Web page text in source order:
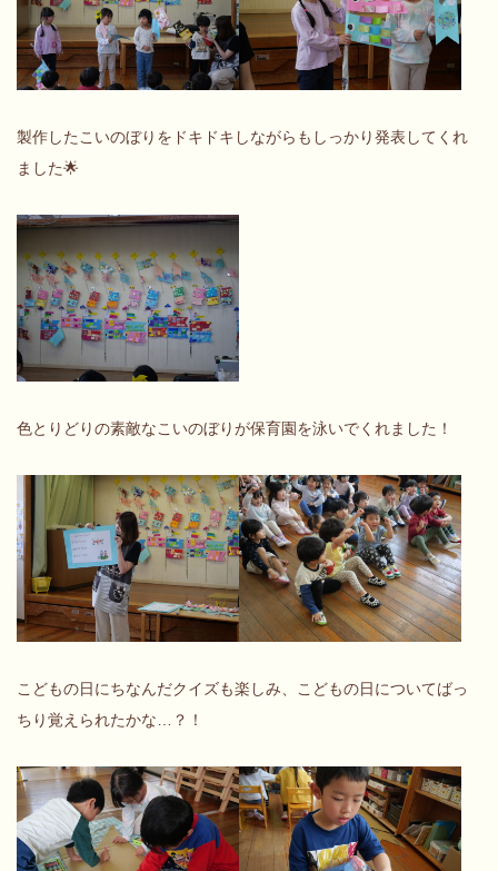
製作したこいのぼりをドキドキしながらもしっかり発表してくれ
ました🌟
色とりどりの素敵なこいのぼりが保育園を泳いでくれました！
こどもの日にちなんだクイズも楽しみ、こどもの日についてばっ
ちり覚えられたかな…？！